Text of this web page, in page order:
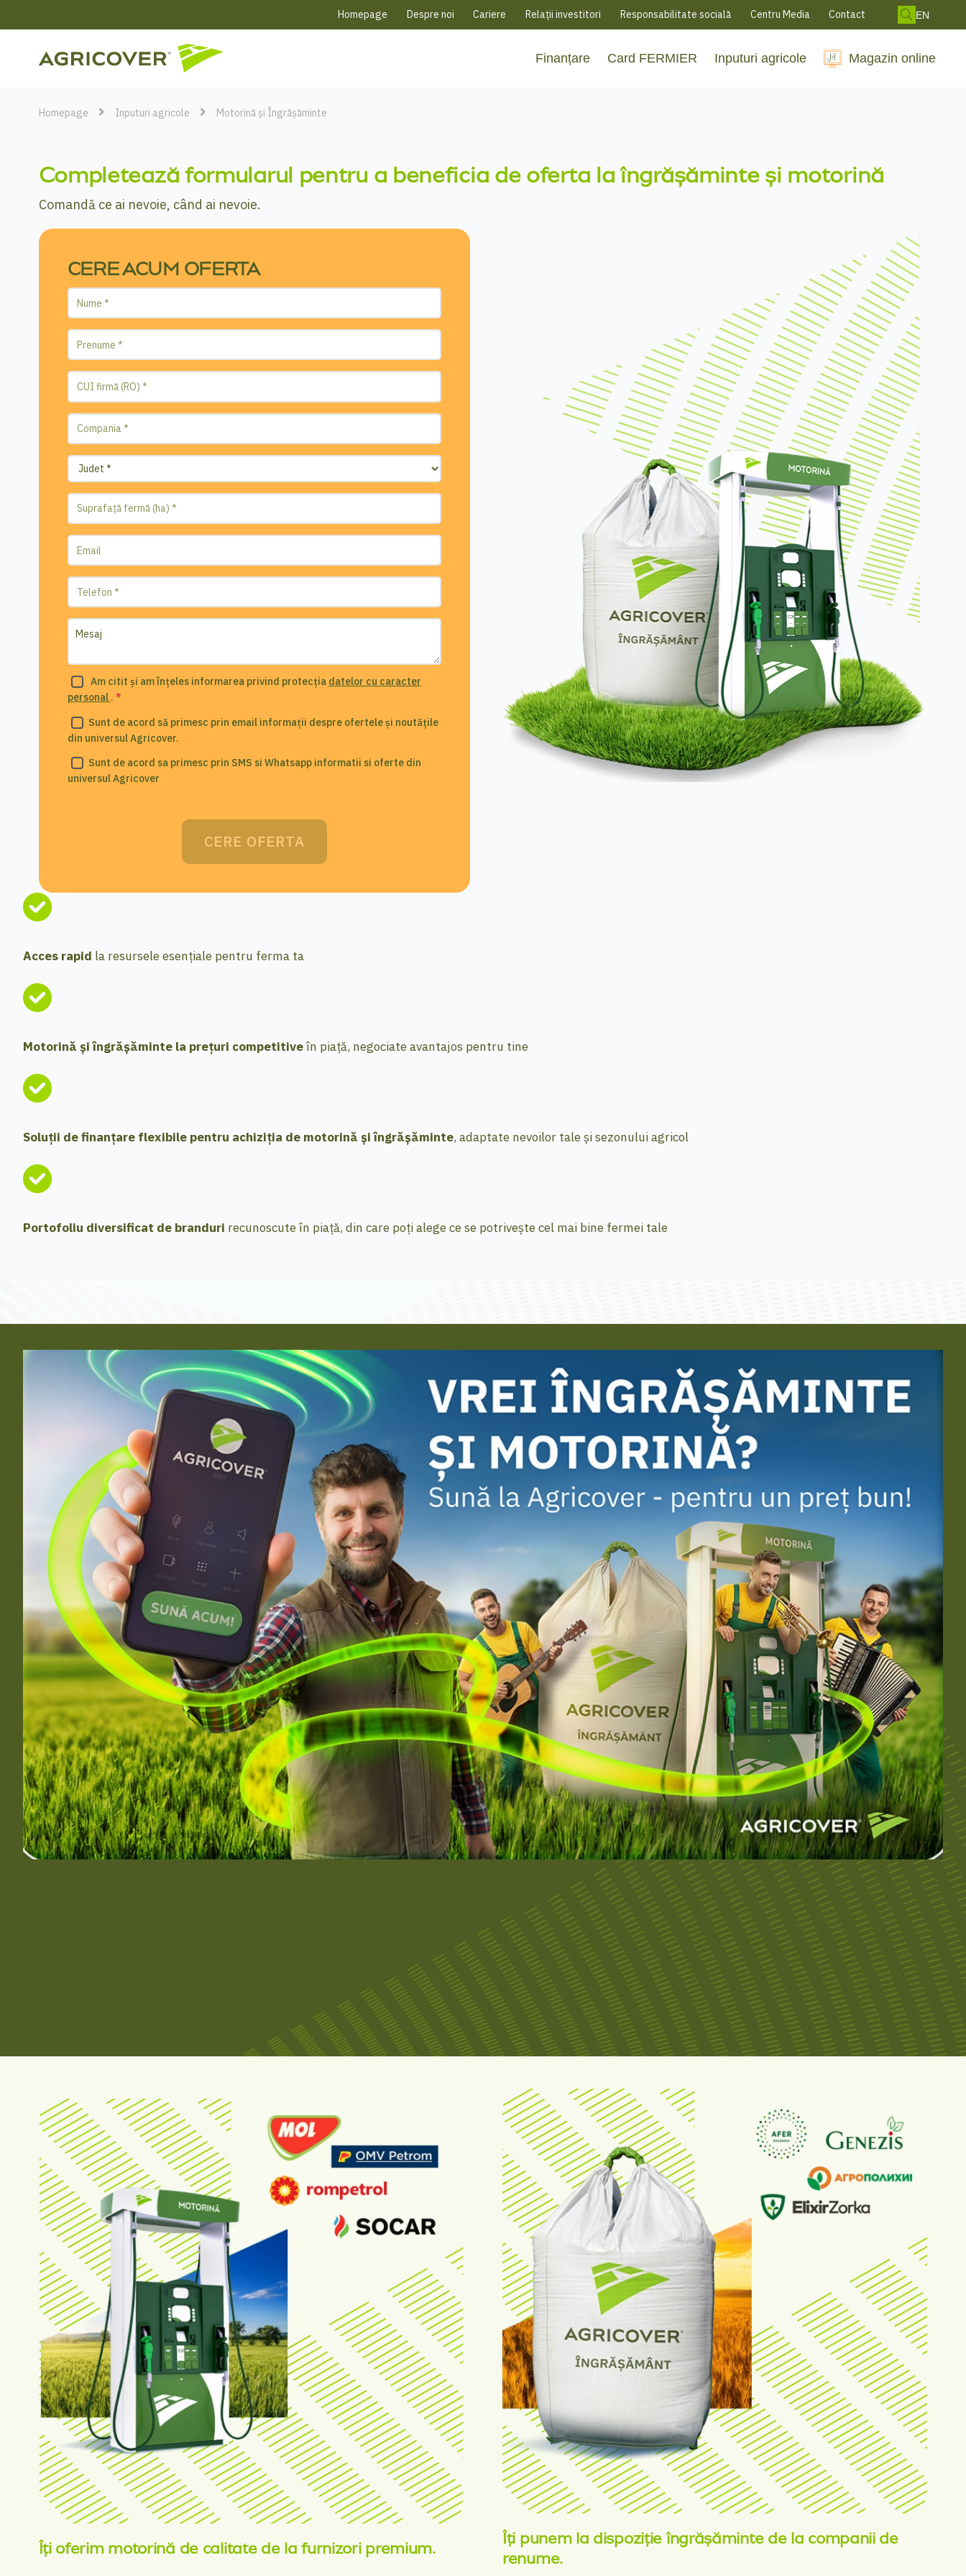
Homepage Despre noi Cariere Relații investitori Responsabilitate socială Centru Media Contact EN
Finanțare Card FERMIER Inputuri agricole Magazin online
Homepage Inputuri agricole Motorină și Îngrășăminte
Completează formularul pentru a beneficia de oferta laîngrășăminteși motorină
Comandă ce ai nevoie, când ai nevoie.
CERE ACUM OFERTA
Am citit și am înțeles informarea privind protecția datelor cu caracter
personal . *
Sunt de acord să primesc prin email informații despre ofertele și noutățile
din universul Agricover.
Sunt de acord sa primesc prin SMS si Whatsapp informatii si oferte din
universul Agricover
CERE OFERTA
Acces rapid la resursele esențiale pentru ferma ta
Motorină și îngrășăminte la prețuri competitiveîn piață, negociate avantajos pentru tine
Soluții de finanțare flexibile pentru achiziția de motorină și îngrășăminte, adaptate nevoilor tale și sezonului agricol
Portofoliu diversificat de branduri recunoscute în piață, din care poți alege ce se potrivește cel mai bine fermei tale
Îți oferim motorină de calitate de la furnizori premium.
Îți punem la dispozițieîngrășămintede la companii de
renume.